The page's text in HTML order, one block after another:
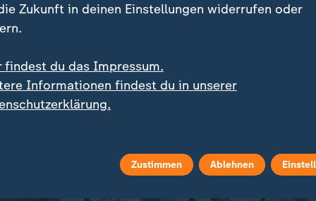
Zukunft in deinen Einstellungen widerrufen oder
findest du das Impressum.
Informationen findest du in unserer
Zustimmen Ablehnen